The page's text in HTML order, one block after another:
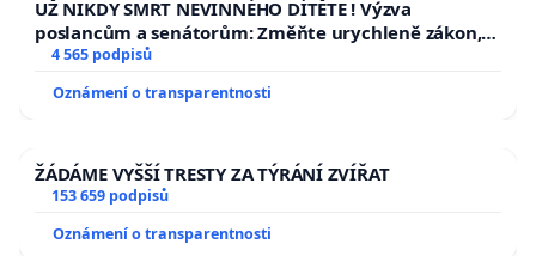
UŽ NIKDY SMRT NEVINNÉHO DÍTĚTE ! Výzva
poslancům a senátorům: Změňte urychleně zákon,
aby se tragédie malé Viktorky už nemohla opakovat!
4 565 podpisů
Oznámení o transparentnosti
ŽÁDÁME VYŠŠÍ TRESTY ZA TÝRÁNÍ ZVÍŘAT
153 659 podpisů
Oznámení o transparentnosti